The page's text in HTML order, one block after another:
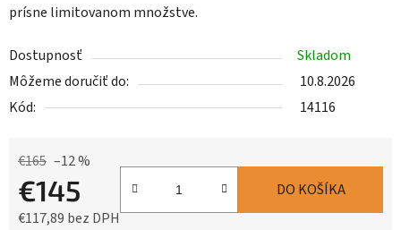
prísne limitovanom množstve.
Dostupnosť
Skladom
Môžeme doručiť do:
10.8.2026
Kód:
14116
€165 –12 %
€145
€117,89 bez DPH
DO KOŠÍKA